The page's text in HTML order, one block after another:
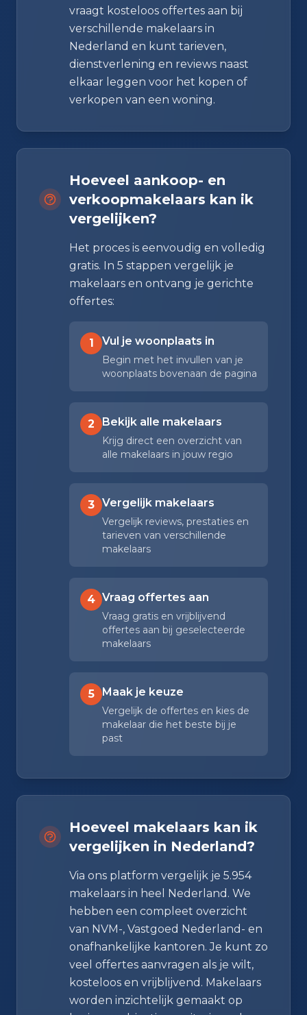
vraagt kosteloos offertes aan bij
verschillende makelaars in
Nederland en kunt tarieven,
dienstverlening en reviews naast
elkaar leggen voor het kopen of
verkopen van een woning.
Hoeveel aankoop- en
verkoopmakelaars kan ik
vergelijken?
Het proces is eenvoudig en volledig
gratis. In 5 stappen vergelijk je
makelaars en ontvang je gerichte
offertes:
1 Vul je woonplaats in
Begin met het invullen van je
woonplaats bovenaan de pagina
2 Bekijk alle makelaars
Krijg direct een overzicht van
alle makelaars in jouw regio
3 Vergelijk makelaars
Vergelijk reviews, prestaties en
tarieven van verschillende
makelaars
4 Vraag offertes aan
Vraag gratis en vrijblijvend
offertes aan bij geselecteerde
makelaars
5 Maak je keuze
Vergelijk de offertes en kies de
makelaar die het beste bij je
past
Hoeveel makelaars kan ik
vergelijken in Nederland?
Via ons platform vergelijk je 5.954
makelaars in heel Nederland. We
hebben een compleet overzicht
van NVM-, Vastgoed Nederland- en
onafhankelijke kantoren. Je kunt zo
veel offertes aanvragen als je wilt,
kosteloos en vrijblijvend. Makelaars
worden inzichtelijk gemaakt op